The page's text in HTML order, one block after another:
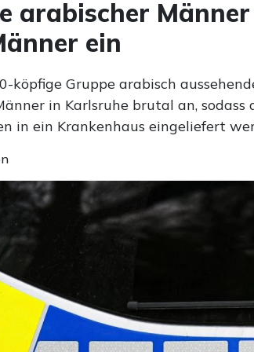
arabischer
ein
köpfige Gruppe arabisch
in Karlsruhe brutal an, sodass
in ein Krankenhaus eingeliefert